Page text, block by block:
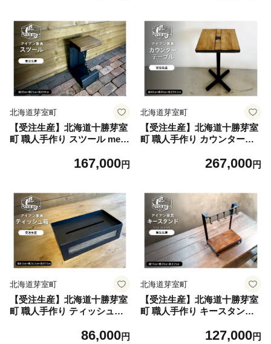
北海道芽室町
【受注生産】北海道十勝芽室
町 職人手作り スツール me08
手作り手づくり 日用品 贈り
167,000円
北海道芽室町
【受注生産】北海道十勝芽室
町 職人手作り カウンターテ
ター 職人技 手作り手づくり
267,000円
北海道芽室町
【受注生産】北海道十勝芽室
町 職人手作り ティッシュ箱
人技 手作り手づくり 日用品
86,000円
北海道芽室町
【受注生産】北海道十勝芽室
町 職人手作り キースタンド
人技 手作り手づくり 日用品
127,000円